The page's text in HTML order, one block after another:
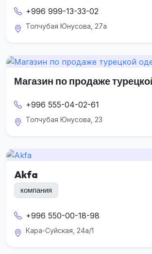
+996 999-13-33-02
Топчубая Юнусова, 27а
Магазин по продаже
+996 555-04-02-61
Топчубая Юнусова, 23
Akfa
компания
+996 550-00-18-98
Кара-Суйская, 24а/1